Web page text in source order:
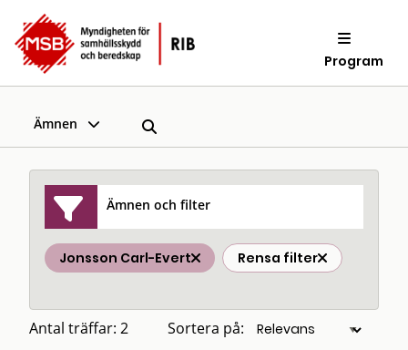
Program
Ämnen
Ämnen och filter
Jonsson Carl-Evert Rensa filter
Antal träffar: 2 Sortera på: